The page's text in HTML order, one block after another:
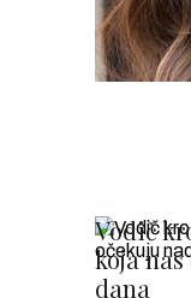
Vodič
koja
dana